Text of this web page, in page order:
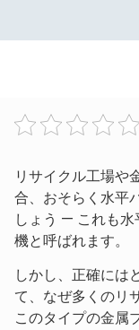
リサイクル工場や
合、おそらく水平
しょう — これも
機と呼ばれます。
しかし、正確には
て、なぜ多くのリ
このタイプの金属